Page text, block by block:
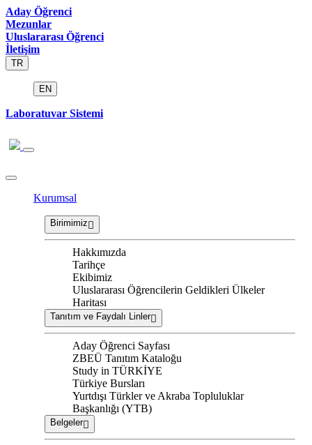
Aday Öğrenci
Mezunlar
Uluslararası Öğrenci
İletişim
TR
EN
Laboratuvar Sistemi
Kurumsal
Birimimiz
Hakkımızda
Tarihçe
Ekibimiz
Uluslararası Öğrencilerin Geldikleri Ülkeler
Haritası
Tanıtım ve Faydalı Linler
Aday Öğrenci Sayfası
ZBEÜ Tanıtım Kataloğu
Study in TÜRKİYE
Türkiye Bursları
Yurtdışı Türkler ve Akraba Topluluklar
Başkanlığı (YTB)
Belgeler